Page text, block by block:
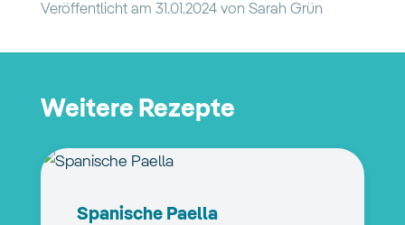
Veröffentlicht am 31.01.2024von Sarah Grün
Weitere Rezepte
Spanische Paella